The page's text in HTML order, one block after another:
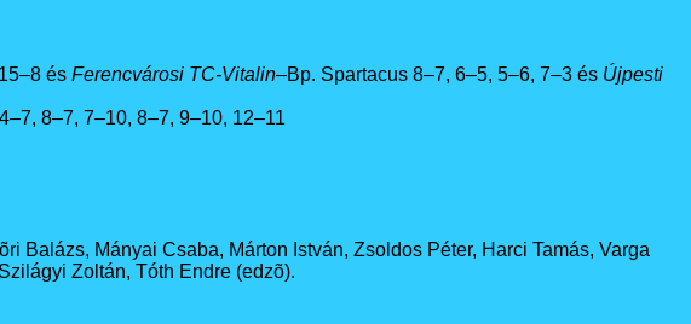
és Ferencvárosi TC-Vitalin–Bp. Spartacus 8–7, 6–5, 5–6, 7–3 és Újpesti
8–7, 7–10, 8–7, 9–10, 12–11
Balázs, Mányai Csaba, Márton István, Zsoldos Péter, Harci Tamás, Varga
Zoltán, Tóth Endre (edzõ).